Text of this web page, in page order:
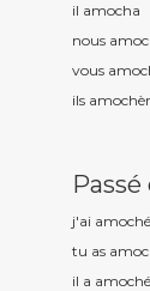
il amocha
nous
vous
ils amoch
j'ai amoché
tu as
il a amoché